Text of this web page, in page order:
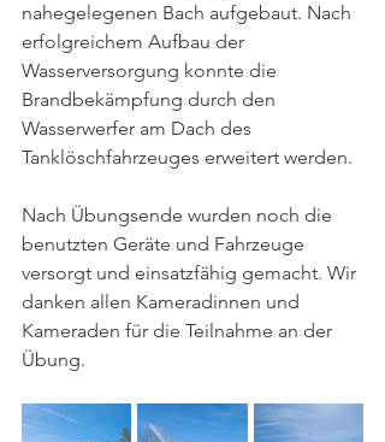
nahegelegenen Bach aufgebaut. Nach
erfolgreichem Aufbau der
Wasserversorgung konnte die
Brandbekämpfung durch den
Wasserwerfer am Dach des
Tanklöschfahrzeuges erweitert werden.
Nach Übungsende wurden noch die
benutzten Geräte und Fahrzeuge
versorgt und einsatzfähig gemacht. Wir
danken allen Kameradinnen und
Kameraden für die Teilnahme an der
Übung.